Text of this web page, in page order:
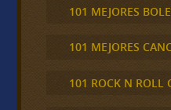
101 MEJORES
101 MEJORES
101 ROCK N ROLL